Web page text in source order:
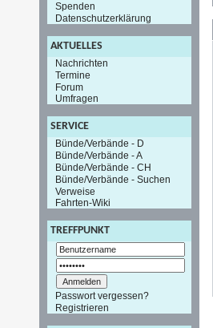
Spenden
Datenschutzerklärung
AKTUELLES
Nachrichten
Termine
Forum
Umfragen
SERVICE
Bünde/Verbände - D
Bünde/Verbände - A
Bünde/Verbände - CH
Bünde/Verbände - Suchen
Verweise
Fahrten-Wiki
TREFFPUNKT
Passwort vergessen?
Registrieren